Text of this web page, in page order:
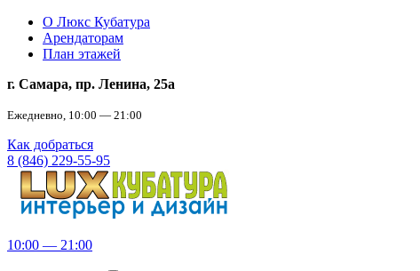
О Люкс Кубатура
Арендаторам
План этажей
г. Самара, пр. Ленина, 25а
Ежедневно, 10:00 — 21:00
Как добраться
8 (846) 229-55-95
10:00 — 21:00